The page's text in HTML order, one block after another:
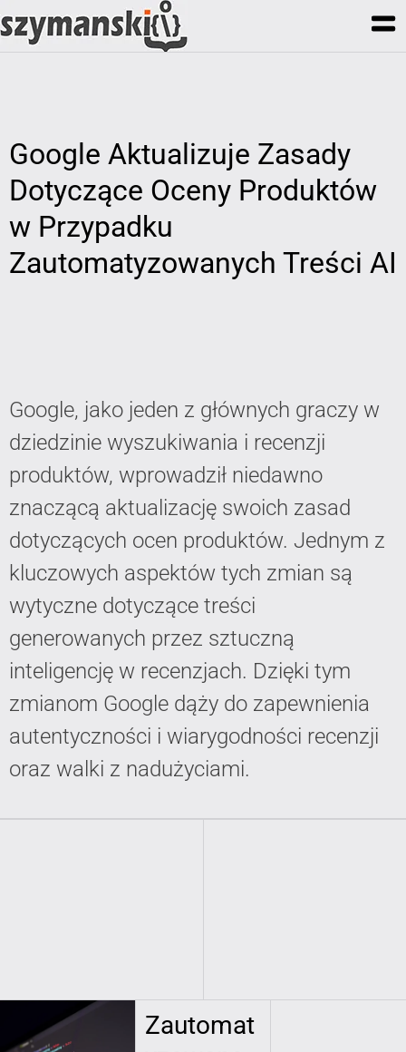
Google Aktualizuje Zasady
Dotyczące Oceny Produktów
w Przypadku
Zautomatyzowanych Treści AI
Google, jako jeden z głównych graczy w
dziedzinie wyszukiwania i recenzji
produktów, wprowadził niedawno
znaczącą aktualizację swoich zasad
dotyczących ocen produktów. Jednym z
kluczowych aspektów tych zmian są
wytyczne dotyczące treści
generowanych przez sztuczną
inteligencję w recenzjach. Dzięki tym
zmianom Google dąży do zapewnienia
autentyczności i wiarygodności recenzji
oraz walki z nadużyciami.
Zautomat